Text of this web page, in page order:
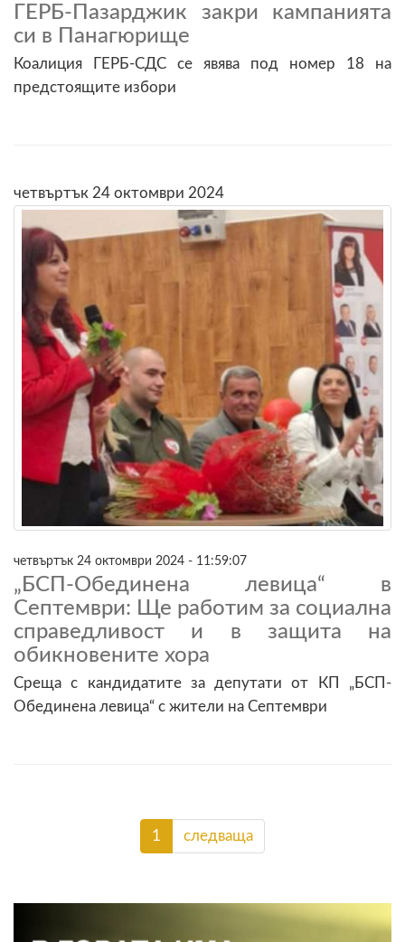
ГЕРБ-Пазарджик закри кампанията
си в Панагюрище
Коалиция ГЕРБ-СДС се явява под номер 18 на
предстоящите избори
четвъртък 24 октомври 2024
четвъртък 24 октомври 2024 - 11:59:07
„БСП-Обединена левица“ в
Септември: Ще работим за социална
справедливост и в защита на
обикновените хора
Среща с кандидатите за депутати от КП „БСП-
Обединена левица“ с жители на Септември
1 следваща